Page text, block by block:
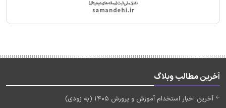
آخرین مطالب وبلاگ
آخرین اخبار استخدام آموزش و پرورش 1405 (به زودی)